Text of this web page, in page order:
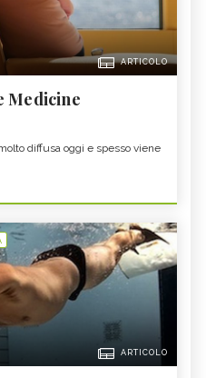
ARTICOLO
Medicine
diffusa oggi e spesso viene
ARTICOLO